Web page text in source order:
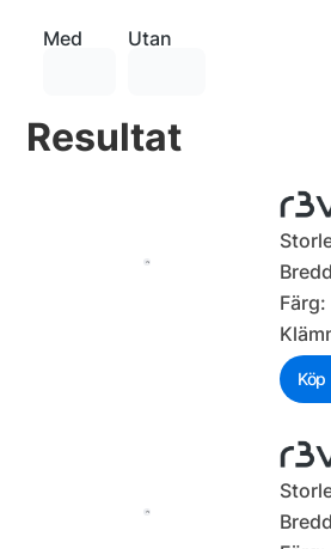
Med Utan
Resultat
Färg:
Köp